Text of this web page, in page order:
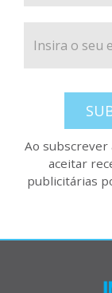
Ao
aceitar
publicitárias